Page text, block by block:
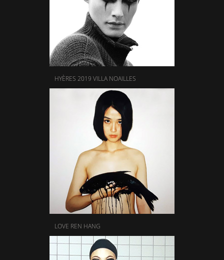
HYÈRES 2019 VILLA NOAILLES
LOVE REN HANG